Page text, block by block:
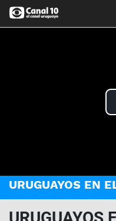
URUGUAYOS EN